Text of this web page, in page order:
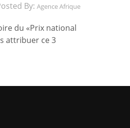
By: Agence Afrique
du «Prix national
attribuer ce 3